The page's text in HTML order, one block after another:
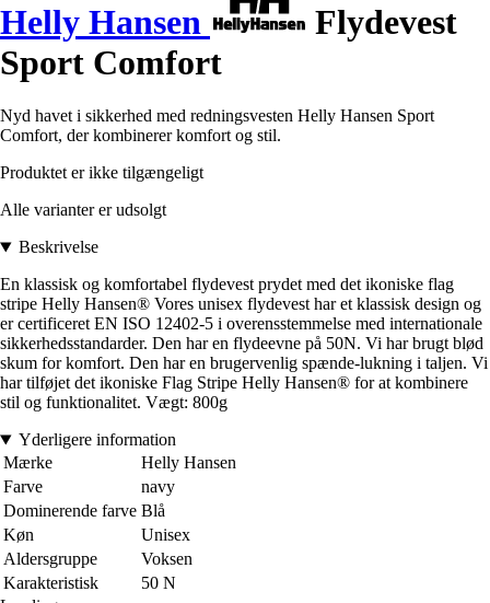
Helly Hansen
Flydevest
Sport Comfort
Nyd havet i sikkerhed med redningsvesten Helly Hansen Sport
Comfort, der kombinerer komfort og stil.
Produktet er ikke tilgængeligt
Alle varianter er udsolgt
Beskrivelse
En klassisk og komfortabel flydevest prydet med det ikoniske flag
stripe Helly Hansen® Vores unisex flydevest har et klassisk design og
er certificeret EN ISO 12402-5 i overensstemmelse med internationale
sikkerhedsstandarder. Den har en flydeevne på 50N. Vi har brugt blød
skum for komfort. Den har en brugervenlig spænde-lukning i taljen. Vi
har tilføjet det ikoniske Flag Stripe Helly Hansen® for at kombinere
stil og funktionalitet. Vægt: 800g
Yderligere information
Mærke
Helly Hansen
Farve
navy
Dominerende farve Blå
Køn
Unisex
Aldersgruppe
Voksen
Karakteristisk
50 N